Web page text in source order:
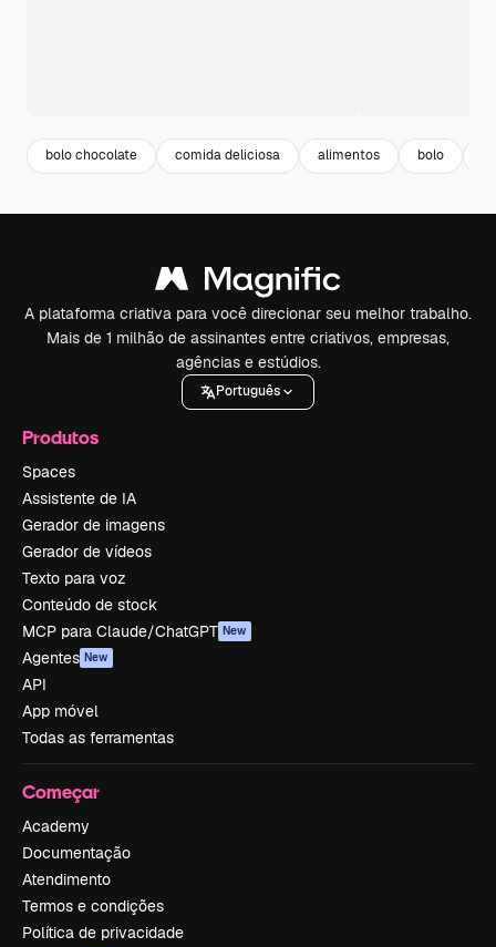
bolo chocolate comida deliciosa alimentos bolo
A plataforma criativa para você direcionar seu melhor trabalho.
Mais de 1 milhão de assinantes entre criativos, empresas,
agências e estúdios.
Português
Produtos
Spaces
Assistente de IA
Gerador de imagens
Gerador de vídeos
Texto para voz
Conteúdo de stock
MCP para Claude/ChatGPT New
Agentes New
API
App móvel
Todas as ferramentas
Começar
Academy
Documentação
Atendimento
Termos e condições
Política de privacidade